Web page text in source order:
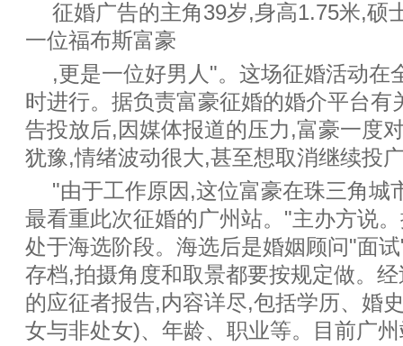
征婚广告的主角39岁,身高1.75米,硕
一位福布斯富豪
,更是一位好男人"。这场征婚活动在
时进行。据负责富豪征婚的婚介平台有
告投放后,因媒体报道的压力,富豪一度
犹豫,情绪波动很大,甚至想取消继续投
"由于工作原因,这位富豪在珠三角城
最看重此次征婚的广州站。"主办方说
处于海选阶段。海选后是婚姻顾问"面
存档,拍摄角度和取景都要按规定做。
的应征者报告,内容详尽,包括学历、婚
女与非处女)、年龄、职业等。目前广